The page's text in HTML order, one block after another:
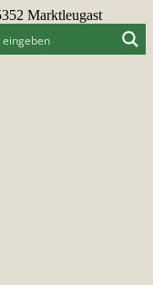
Marktleugast